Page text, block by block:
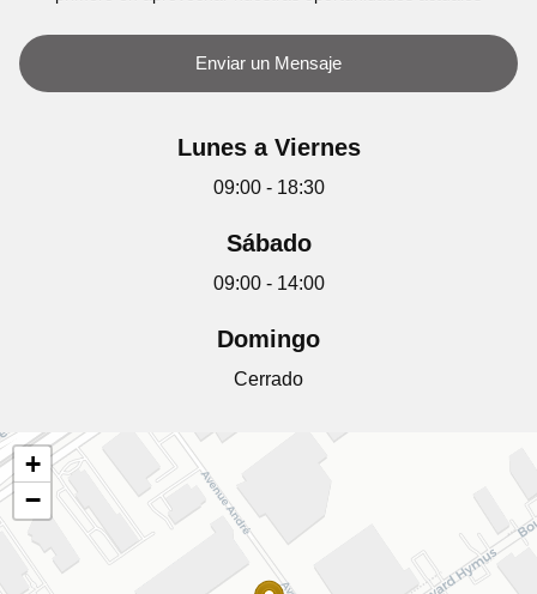
Enviar un Mensaje
Lunes a Viernes
09:00 - 18:30
Sábado
09:00 - 14:00
Domingo
Cerrado
+
−